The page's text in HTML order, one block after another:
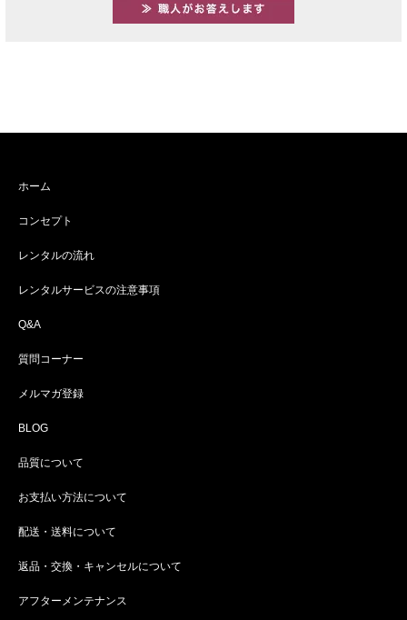
ホーム
コンセプト
レンタルの流れ
レンタルサービスの注意事項
Q&A
質問コーナー
メルマガ登録
BLOG
品質について
お支払い方法について
配送・送料について
返品・交換・キャンセルについて
アフターメンテナンス